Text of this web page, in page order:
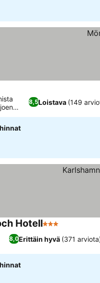
8,5Loistava (149
Hotell3 Tähtiluokitus
8,0Erittäin hyvä (371